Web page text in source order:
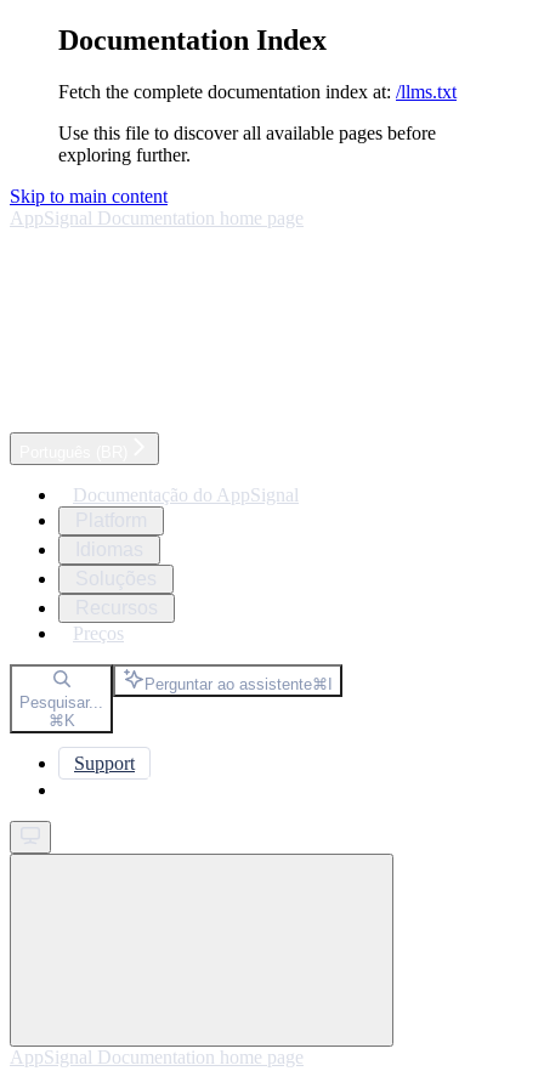
Documentation Index
Fetch the complete documentation index at: /llms.txt
Use this file to discover all available pages before
exploring further.
Skip to main content
AppSignal Documentation home page
Documentação do AppSignal
Preços
Pesquisar...
⌘K
Perguntar ao assistente⌘I
Support
AppSignal Documentation home page